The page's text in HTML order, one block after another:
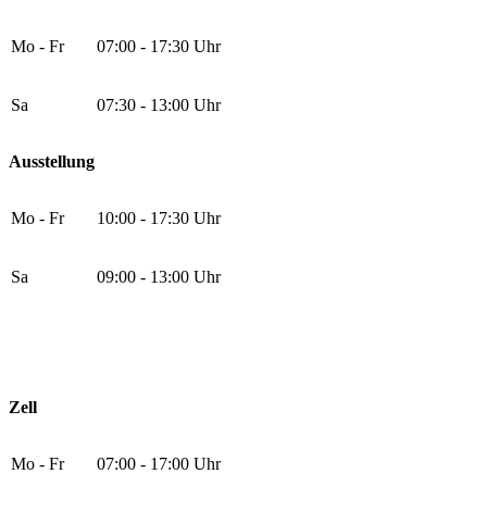
Mo - Fr 07:00 - 17:30 Uhr
Sa 07:30 - 13:00 Uhr
Ausstellung
Mo - Fr 10:00 - 17:30 Uhr
Sa 09:00 - 13:00 Uhr
Zell
Mo - Fr 07:00 - 17:00 Uhr